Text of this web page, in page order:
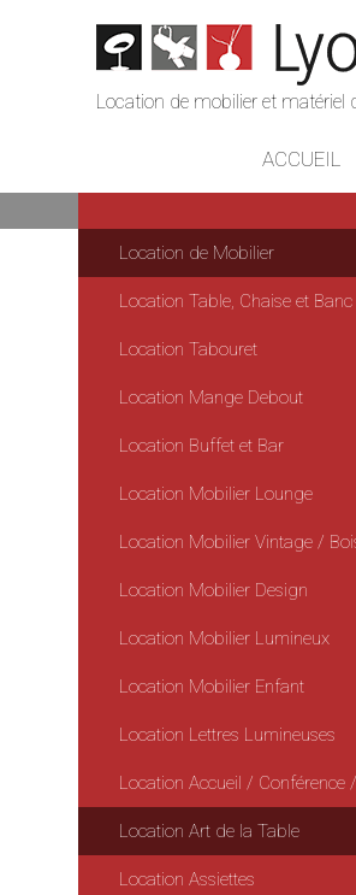
Location de mobilier et matériel
ACCUEIL
Location de Mobilier
Location Table, Chaise et Banc
Location Tabouret
Location Mange Debout
Location Buffet et Bar
Location Mobilier Lounge
Location Mobilier Vintage /
Location Mobilier Design
Location Mobilier Lumineux
Location Mobilier Enfant
Location Lettres Lumineuses
Location Accueil / Conférence
Location Art de la Table
Location Assiettes